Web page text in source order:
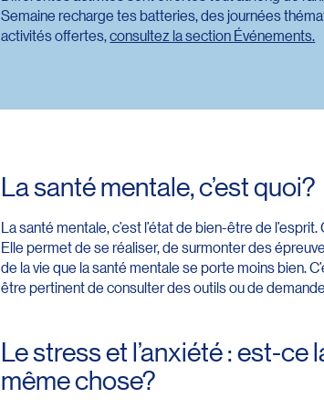
Semaine recharge tes batteries, des journées
activités offertes,consultez la section Événements.
La santé mentale, c’est quoi?
La santé mentale, c’est l’état de bien-être de
Elle permet de se réaliser, de surmonter des
de la vie que la santé mentale se porte moins bien.
être pertinent de consulter des outils ou de
Le stress et l’anxiété : est-ce
même chose?